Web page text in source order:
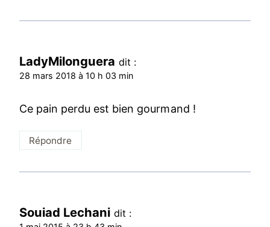
LadyMilonguera dit :
28 mars 2018 à 10 h 03 min
Ce pain perdu est bien gourmand !
Répondre
Souiad Lechani dit :